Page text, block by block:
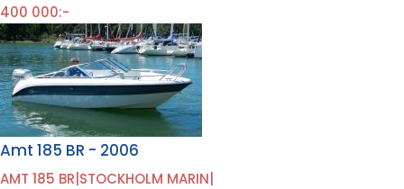
400 000:-
Amt 185 BR - 2006
AMT 185 BR STOCKHOLM MARIN